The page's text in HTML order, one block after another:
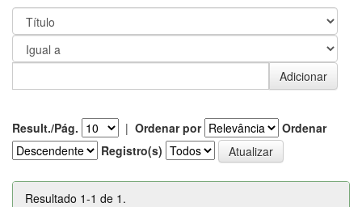
Result./Pág. | Ordenar por
Ordenar
Registro(s)
Resultado 1-1 de 1.